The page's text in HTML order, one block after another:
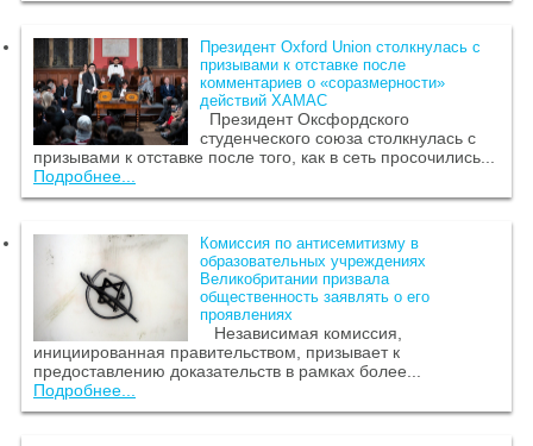
Президент Oxford Union столкнулась с
призывами к отставке после
комментариев о «соразмерности»
действий ХАМАС
Президент Оксфордского
студенческого союза столкнулась с
призывами к отставке после того, как в сеть просочились...
Подробнее...
Комиссия по антисемитизму в
образовательных учреждениях
Великобритании призвала
общественность заявлять о его
проявлениях
Независимая комиссия,
инициированная правительством, призывает к
предоставлению доказательств в рамках более...
Подробнее...